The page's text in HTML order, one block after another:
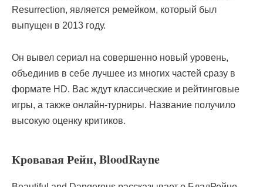
Resurrection, является ремейком, который был
выпущен в 2013 году.
Он вывел сериал на совершенно новый уровень,
объединив в себе лучшее из многих частей сразу в
формате HD. Вас ждут классические и рейтинговые
игры, а также онлайн-турниры. Название получило
высокую оценку критиков.
Кровавая Рейн, BloodRayne